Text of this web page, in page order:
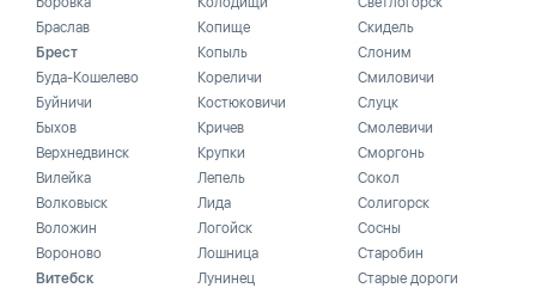
Браслав
Брест
Буда-Кошелево
Буйничи
Быхов
Верхнедвинск
Вилейка
Волковыск
Воложин
Вороново
Витебск
Копище
Копыль
Кореличи
Костюковичи
Кричев
Крупки
Лепель
Лида
Логойск
Лошница
Лунинец
Скидель
Слоним
Смиловичи
Слуцк
Смолевичи
Сморгонь
Сокол
Солигорск
Сосны
Старобин
Старые дороги